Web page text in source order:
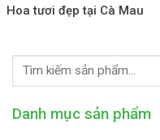
Hoa tươi đẹp tại Cà Mau
Danh mục sản phẩm